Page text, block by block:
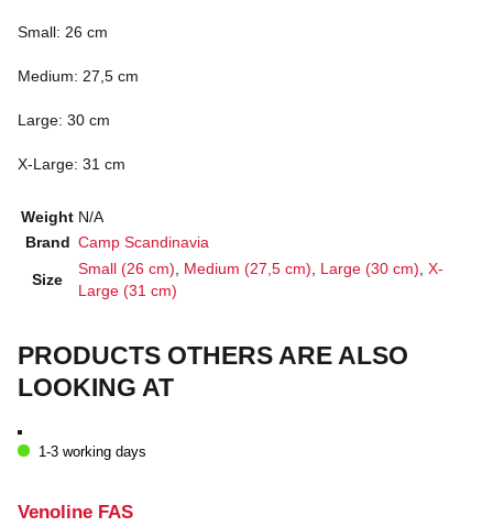
Small: 26 cm
Medium: 27,5 cm
Large: 30 cm
X-Large: 31 cm
Weight N/A
Brand Camp Scandinavia
Size
Small (26 cm) Medium (27,5 cm) Large (30 cm) X-
Large (31 cm)
PRODUCTS OTHERS ARE ALSO
LOOKING AT
1-3 working days
Venoline FAS